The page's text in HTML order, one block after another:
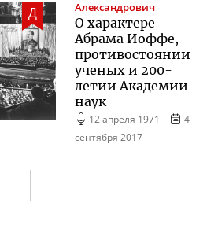
Д
Александрович
О характере
Абрама Иоффе,
противостоянии
ученых и 200-
летии Академии
наук
12 апреля 1971
4
сентября 2017